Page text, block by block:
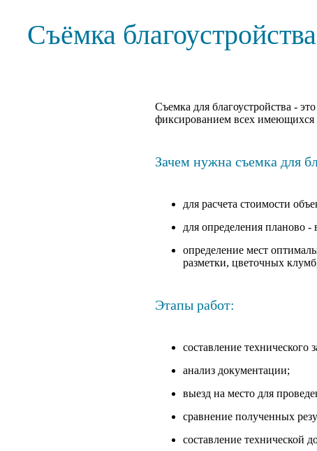
Съёмка
Съемка для благоустройства -
фиксированием всех имеющихся
Зачем нужна съемка для
для расчета стоимости
для определения планово
определение мест
разметки, цветочных
Этапы работ:
составление технического
анализ документации;
выезд на место для
сравнение полученных
составление технической